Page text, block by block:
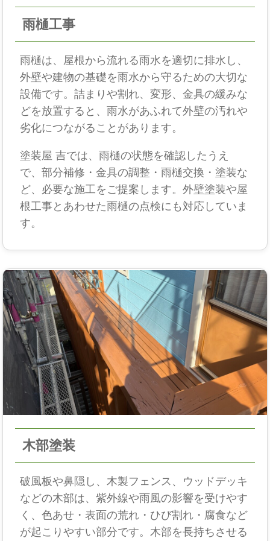
雨樋工事
雨樋は、屋根から流れる雨水を適切に排水し、
外壁や建物の基礎を雨水から守るための大切な
設備です。詰まりや割れ、変形、金具の緩みな
どを放置すると、雨水があふれて外壁の汚れや
劣化につながることがあります。
塗装屋 吉では、雨樋の状態を確認したうえ
で、部分補修・金具の調整・雨樋交換・塗装な
ど、必要な施工をご提案します。外壁塗装や屋
根工事とあわせた雨樋の点検にも対応していま
す。
木部塗装
破風板や鼻隠し、木製フェンス、ウッドデッキ
などの木部は、紫外線や雨風の影響を受けやす
く、色あせ・表面の荒れ・ひび割れ・腐食など
が起こりやすい部分です。木部を長持ちさせる